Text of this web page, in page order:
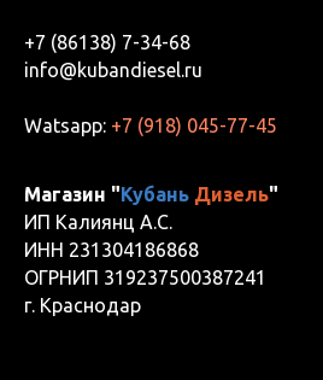
+7 (86138) 7-34-68
info@kubandiesel.ru
Watsapp: +7 (918) 045-77-45
Магазин "Кубань Дизель"
ИП Калиянц А.С.
ИНН 231304186868
ОГРНИП 319237500387241
г. Краснодар